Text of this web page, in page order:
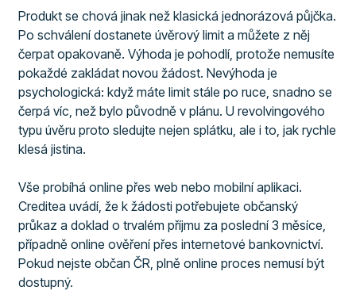
Produkt se chová jinak než klasická jednorázová půjčka.
Po schválení dostanete úvěrový limit a můžete z něj
čerpat opakovaně. Výhoda je pohodlí, protože nemusíte
pokaždé zakládat novou žádost. Nevýhoda je
psychologická: když máte limit stále po ruce, snadno se
čerpá víc, než bylo původně v plánu. U revolvingového
typu úvěru proto sledujte nejen splátku, ale i to, jak rychle
klesá jistina.
Vše probíhá online přes web nebo mobilní aplikaci.
Creditea uvádí, že k žádosti potřebujete občanský
průkaz a doklad o trvalém příjmu za poslední 3 měsíce,
případně online ověření přes internetové bankovnictví.
Pokud nejste občan ČR, plně online proces nemusí být
dostupný.